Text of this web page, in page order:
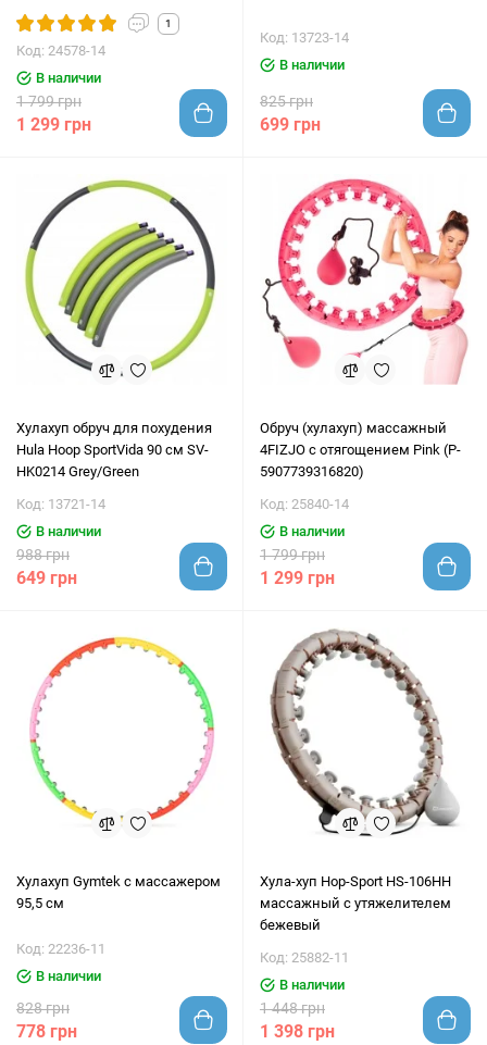
1
Код: 24578-14
В наличии
1 799 грн
1 299 грн
Код: 13723-14
В наличии
825 грн
699 грн
Хулахуп обруч для похудения
Hula Hoop SportVida 90 см SV-
HK0214 Grey/Green
Код: 13721-14
В наличии
988 грн
649 грн
Обруч (хулахуп) массажный
4FIZJO с отягощением Pink (P-
5907739316820)
Код: 25840-14
В наличии
1 799 грн
1 299 грн
Хулахуп Gymtek с массажером
95,5 см
Код: 22236-11
В наличии
828 грн
778 грн
Хула-хуп Hop-Sport HS-106HH
массажный с утяжелителем
бежевый
Код: 25882-11
В наличии
1 448 грн
1 398 грн